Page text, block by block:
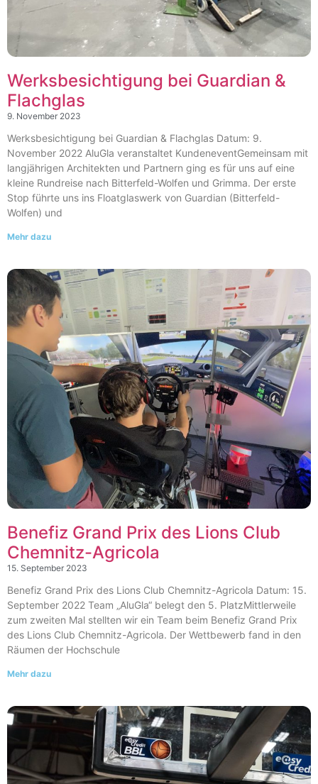
Werksbesichtigung bei Guardian &
Flachglas
9. November 2023
Werksbesichtigung bei Guardian & Flachglas Datum: 9.
November 2022 AluGla veranstaltet KundeneventGemeinsam mit
langjährigen Architekten und Partnern ging es für uns auf eine
kleine Rundreise nach Bitterfeld-Wolfen und Grimma. Der erste
Stop führte uns ins Floatglaswerk von Guardian (Bitterfeld-
Wolfen) und
Mehr dazu
Benefiz Grand Prix des Lions Club
Chemnitz-Agricola​
15. September 2023
Benefiz Grand Prix des Lions Club Chemnitz-Agricola Datum: 15.
September 2022 Team „AluGla“ belegt den 5. PlatzMittlerweile
zum zweiten Mal stellten wir ein Team beim Benefiz Grand Prix
des Lions Club Chemnitz-Agricola. Der Wettbewerb fand in den
Räumen der Hochschule
Mehr dazu